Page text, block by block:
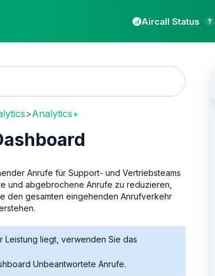
Aircall Status
>Analytics+
Anrufe für Support- und Vertriebsteams
und abgebrochene Anrufe zu reduzieren,
den gesamten eingehenden Anrufverkehr
Leistung liegt, verwenden Sie das
Unbeantwortete Anrufe.